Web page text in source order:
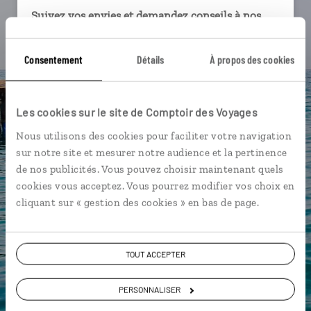
Consentement Détails À propos des cookies
Les cookies sur le site de Comptoir des Voyages
Nous utilisons des cookies pour faciliter votre navigation
sur notre site et mesurer notre audience et la pertinence
de nos publicités. Vous pouvez choisir maintenant quels
cookies vous acceptez. Vous pourrez modifier vos choix en
cliquant sur « gestion des cookies » en bas de page.
TOUT ACCEPTER
PERSONNALISER
Suivez vos envies et demandez conseils à nos
Ils sauront organiser votre itinéraire au plus
près de vos envies et de la réalité du pays.
connectés en agence, mais aussi par email ou
téléphone.
Vous gardez le même interlocuteur avant,
pendant et après votre voyage.
DEMANDER UN DEVIS
ou
Construisez votre voyage avec un spécialiste Grèce